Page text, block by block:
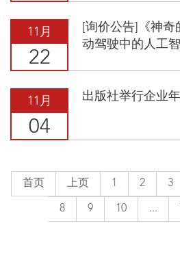
11月
22
[询价公告]《神
动驾驶中的人工
11月
04
出版社举行企业
首页 上页 1 2 3
8 9 10 ...